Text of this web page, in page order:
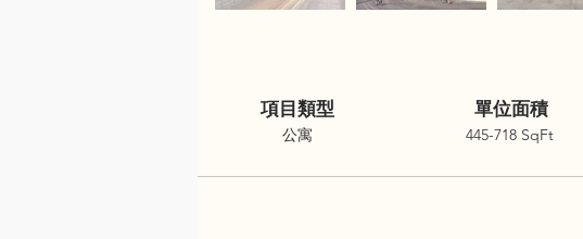
項目類型
公寓
單位面積
445-718 SqFt